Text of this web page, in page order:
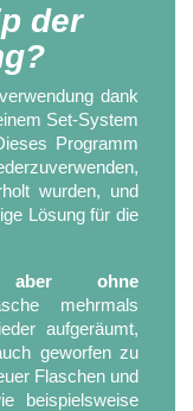
der
dank
Set-System
Programm
wurden, und
Lösung für die
aber ohne
mehrmals
aufgeräumt,
geworfen zu
Flaschen und
beispielsweise